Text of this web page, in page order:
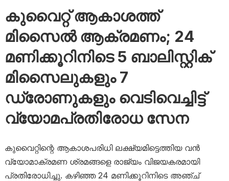
കുവൈറ്റ് ആകാശത്ത്
മിസൈൽ ആക്രമണം; 24
മണിക്കൂറിനിടെ 5 ബാലിസ്റ്റിക്
മിസൈലുകളും 7
ഡ്രോണുകളും വെടിവെച്ചിട്ട്
വ്യോമപ്രതിരോധ സേന
കുവൈറ്റിന്റെ ആകാശപരിധി ലക്ഷ്യമിട്ടെത്തിയ വൻ
വ്യോമാക്രമണ ശ്രമങ്ങളെ രാജ്യം വിജയകരമായി
പ്രതിരോധിച്ചു. കഴിഞ്ഞ 24 മണിക്കൂറിനിടെ അഞ്ച്